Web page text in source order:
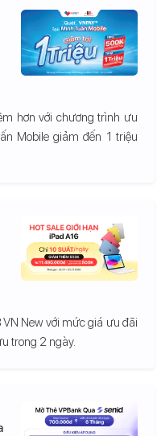
hơn với chương trình ưu
Mobile giảm đến 1 triệu
New với mức giá ưu đãi
trong 2 ngày.